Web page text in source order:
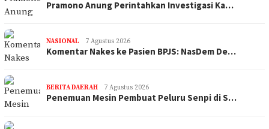
Pramono Anung Perintahkan Investigasi Ka…
NASIONAL 7 Agustus 2026
Komentar Nakes ke Pasien BPJS: NasDem De…
BERITA DAERAH 7 Agustus 2026
Penemuan Mesin Pembuat Peluru Senpi di S…